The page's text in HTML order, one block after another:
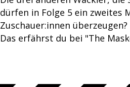
dürfen in Folge 5 ein zweites
Zuschauer:innen
Das erfährst du bei "The